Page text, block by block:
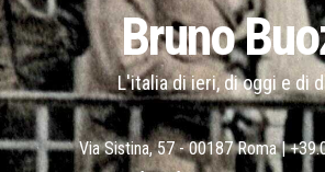
Bruno
L'italia di ieri, di oggi e di
Via Sistina, 57 - 00187 Roma |